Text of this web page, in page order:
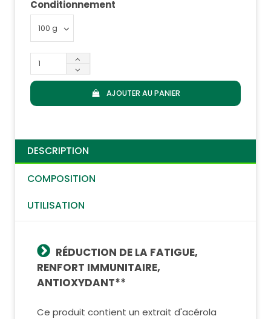
Conditionnement
AJOUTER AU PANIER
DESCRIPTION
COMPOSITION
UTILISATION
RÉDUCTION DE LA FATIGUE,
RENFORT IMMUNITAIRE,
ANTIOXYDANT**
Ce produit contient un extrait d'acérola